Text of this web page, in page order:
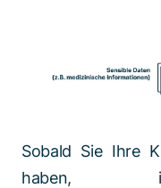
Sobald Sie Ihre
haben,